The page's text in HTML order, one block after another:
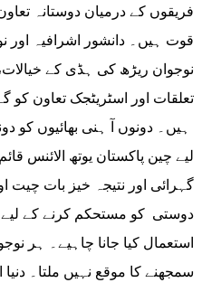
فریقوں کے درمیان دوستانہ
قوت ہیں۔ دانشور اشرافیہ اور
نوجوان ریڑھ کی ہڈی کے
تعلقات اور اسٹریٹجک تعاون کو
ہیں۔ دونوں آ ہنی بھائیوں کو
لیے چین پاکستان یوتھ الائنس
گہرائی اور نتیجہ خیز بات چیت
دوستی کو مستحکم کرنے کے
استعمال کیا جانا چاہیے۔ ہر
سمجھنے کا موقع نہیں ملتا۔ دنیا